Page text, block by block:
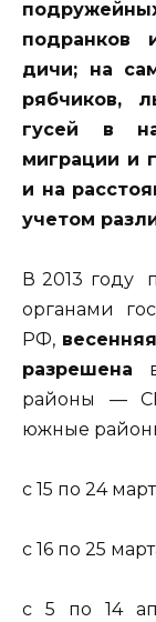
подранков
дичи; на
рябчиков,
гусей в
миграции и
и на
учетом
В 2013 году
органами
РФ,
разрешена
районы —
южные
с 15 по 24
с 16 по 25
с 5 по 14